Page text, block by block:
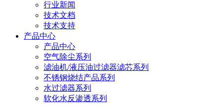
行业新闻
技术文档
技术支持
产品中心
产品中心
空气除尘系列
滤油机/液压油过滤器滤芯系列
不锈钢烧结产品系列
水过滤器系列
软化水反渗透系列